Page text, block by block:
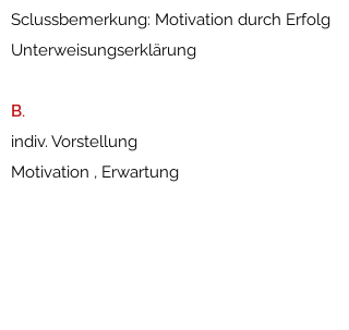
Sclussbemerkung: Motivation durch Erfolg
Unterweisungserklärung
B.
indiv. Vorstellung
Motivation , Erwartung